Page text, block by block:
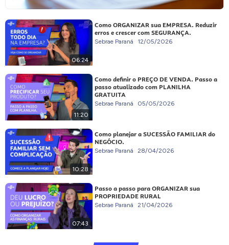
06:24
Como ORGANIZAR sua EMPRESA. Reduzir
erros e crescer com SEGURANÇA.
Sebrae Paraná 12/05/2026
11:20
Como definir o PREÇO DE VENDA. Passo a
passo atualizado com PLANILHA
GRATUITA
Sebrae Paraná 05/05/2026
10:28
Como planejar a SUCESSÃO FAMILIAR do
NEGÓCIO.
Sebrae Paraná 28/04/2026
07:43
Passo a passo para ORGANIZAR sua
PROPRIEDADE RURAL
Sebrae Paraná 21/04/2026